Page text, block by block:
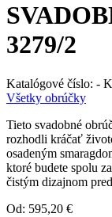
3279/2
Katalógové číslo: -
Všetky obrúčky
Tieto svadobné
rozhodli kráčať
osadeným
ktoré budete spolu
čistým dizajnom
Od: 595,20 €